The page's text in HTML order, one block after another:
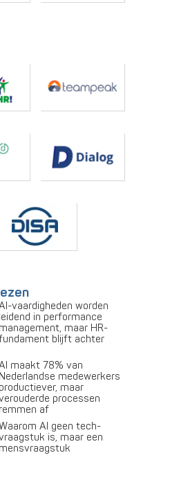
vaardigheden worden
leidend in performance
management, maar HR-
blijft achter
maakt 78% van
Nederlandse medewerkers
productiever, maar
processen
remmen af
AI geen tech-
is, maar een
mensvraagstuk